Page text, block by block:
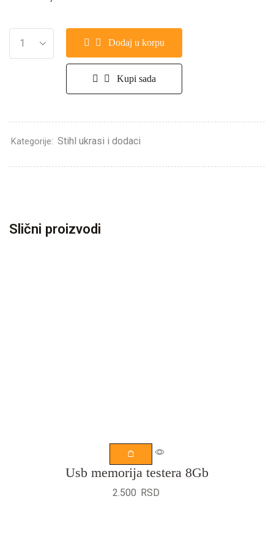
Dodaj u korpu
Kupi sada
Kategorije: Stihl ukrasi i dodaci
Slični proizvodi
Usb memorija testera 8Gb
2.500 RSD